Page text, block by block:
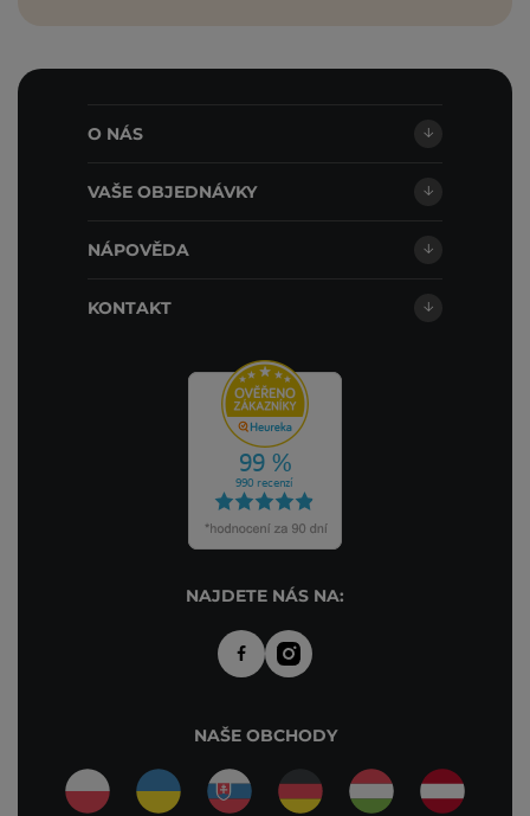
O NÁS
VAŠE OBJEDNÁVKY
NÁPOVĚDA
KONTAKT
NAJDETE NÁS NA:
NAŠE OBCHODY